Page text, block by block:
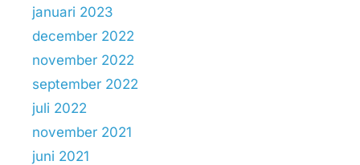
januari 2023
december 2022
november 2022
september 2022
juli 2022
november 2021
juni 2021